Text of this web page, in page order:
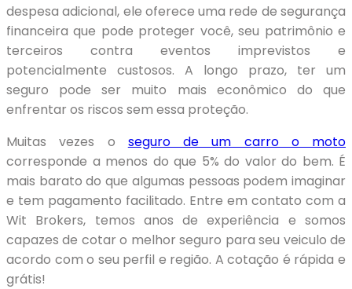
despesa adicional, ele oferece uma rede de segurança
financeira que pode proteger você, seu patrimônio e
terceiros contra eventos imprevistos e
potencialmente custosos. A longo prazo, ter um
seguro pode ser muito mais econômico do que
enfrentar os riscos sem essa proteção.
Muitas vezes o seguro de um carro o moto
corresponde a menos do que 5% do valor do bem. É
mais barato do que algumas pessoas podem imaginar
e tem pagamento facilitado. Entre em contato com a
Wit Brokers, temos anos de experiência e somos
capazes de cotar o melhor seguro para seu veiculo de
acordo com o seu perfil e região. A cotação é rápida e
grátis!